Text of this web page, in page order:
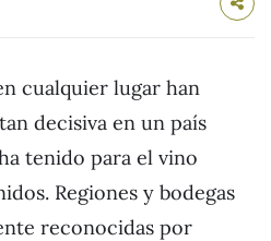
cualquier lugar han
decisiva en un país
tenido para el vino
Regiones y bodegas
reconocidas por